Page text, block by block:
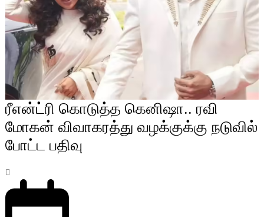
ரீஎன்ட்ரி கொடுத்த கெனிஷா.. ரவி
மோகன் விவாகரத்து வழக்குக்கு நடுவில்
போட்ட பதிவு